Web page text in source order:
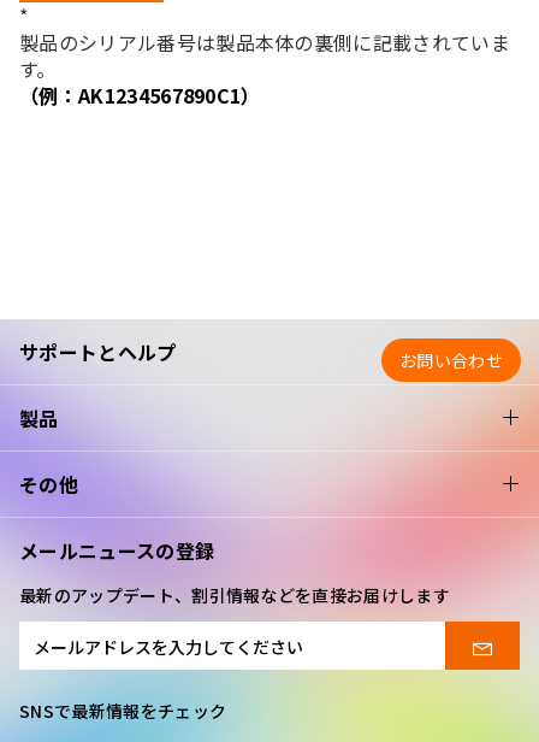
*
製品のシリアル番号は製品本体の裏側に記載されていま
す。
（例：AK1234567890C1）
サポートとヘルプ
製品
その他
メールニュースの登録
最新のアップデート、割引情報などを直接お届けします
SNSで最新情報をチェック
お問い合わせ